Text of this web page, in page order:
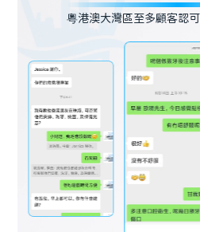
粵港澳大灣區至多顧客認